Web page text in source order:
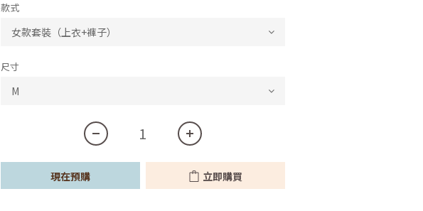
款式
尺寸
現在預購 立即購買